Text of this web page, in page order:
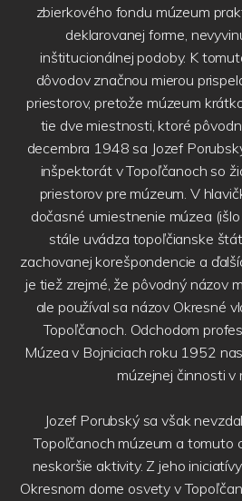
zbierkového fondu múzeum
deklarovanej forme,
inštitucionálnej podoby. K
dôvodov značnou mierou
priestorov, pretože múzeum
tie dve miestnosti, ktoré
decembra 1948 sa Jozef
inšpektorát v Topoľčanoch so
priestorov pre múzeum. V
dočasné umiestnenie múzea
stále uvádza topoľčianske
zachovanej korešpondencie a
je tiež zrejmé, že pôvodný názov
ale používal sa názov Okresné
Topoľčanoch. Odchodom
Múzea v Bojniciach roku 1952
múzejnej činnosti v
Jozef Porubský sa však
Topoľčanoch múzeum a tomuto
neskoršie aktivity. Z jeho
Okresnom dome osvety v